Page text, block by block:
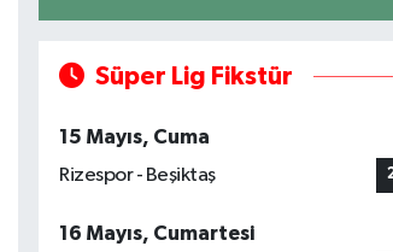
Süper Lig Fikstür
15 Mayıs, Cuma
Rizespor - Beşiktaş
16 Mayıs, Cumartesi